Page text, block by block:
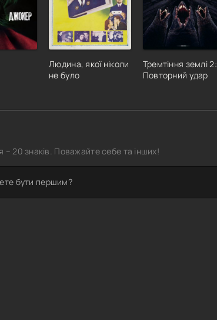
Людина, якої ніколи
не було
Тремтіння землі 2:
Повторний удар
20 знаків. Поважайте себе та інших!
бути першим?